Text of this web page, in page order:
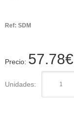
Ref: SDM
Precio: 57.78€
Unidades: